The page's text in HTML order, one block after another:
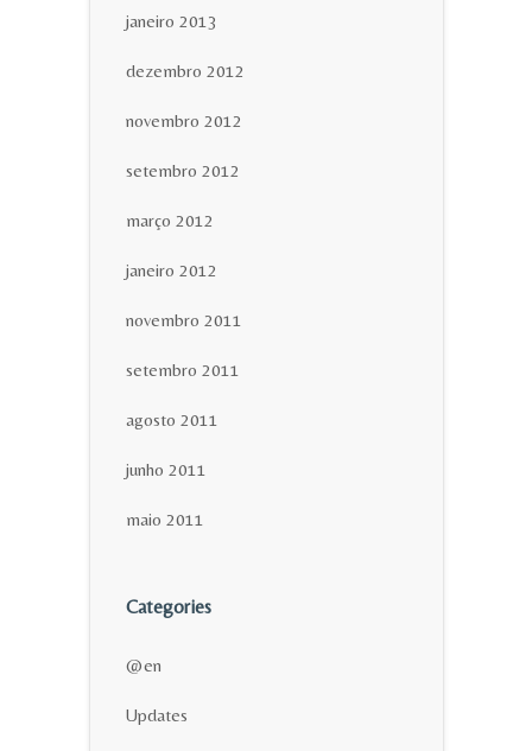
janeiro 2013
dezembro 2012
novembro 2012
setembro 2012
março 2012
janeiro 2012
novembro 2011
setembro 2011
agosto 2011
junho 2011
maio 2011
Categories
@en
Updates